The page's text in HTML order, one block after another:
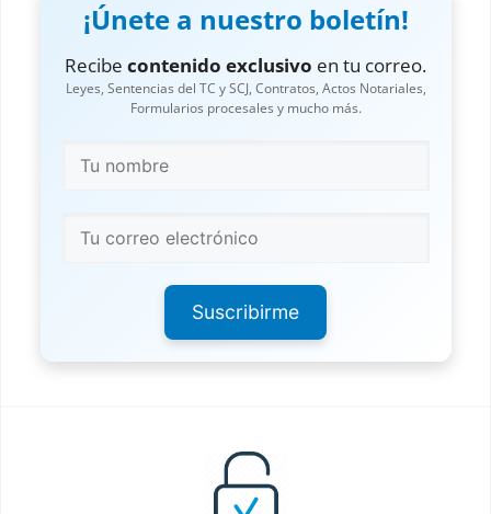
¡Únete a nuestro boletín!
Recibe contenido exclusivo en tu correo.
Leyes, Sentencias del TC y SCJ, Contratos, Actos Notariales,
Formularios procesales y mucho más.
Suscribirme